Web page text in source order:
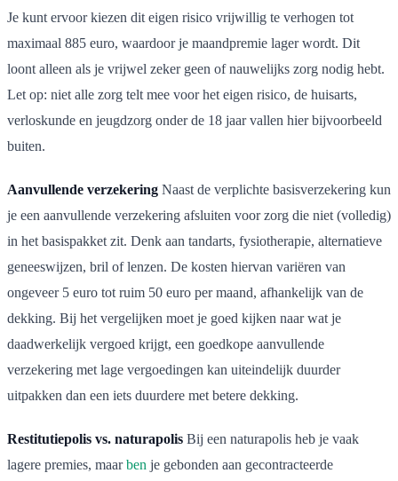
Je kunt ervoor kiezen dit eigen risico vrijwillig te verhogen tot
maximaal 885 euro, waardoor je maandpremie lager wordt. Dit
loont alleen als je vrijwel zeker geen of nauwelijks zorg nodig hebt.
Let op: niet alle zorg telt mee voor het eigen risico, de huisarts,
verloskunde en jeugdzorg onder de 18 jaar vallen hier bijvoorbeeld
buiten.
Aanvullende verzekering Naast de verplichte basisverzekering kun
je een aanvullende verzekering afsluiten voor zorg die niet (volledig)
in het basispakket zit. Denk aan tandarts, fysiotherapie, alternatieve
geneeswijzen, bril of lenzen. De kosten hiervan variëren van
ongeveer 5 euro tot ruim 50 euro per maand, afhankelijk van de
dekking. Bij het vergelijken moet je goed kijken naar wat je
daadwerkelijk vergoed krijgt, een goedkope aanvullende
verzekering met lage vergoedingen kan uiteindelijk duurder
uitpakken dan een iets duurdere met betere dekking.
Restitutiepolis vs. naturapolis Bij een naturapolis heb je vaak
lagere premies, maarben je gebonden aan gecontracteerde